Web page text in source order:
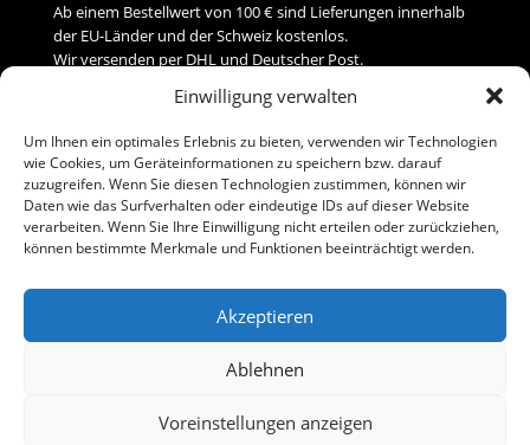
Einwilligung verwalten
Um Ihnen ein optimales Erlebnis zu bieten, verwenden wir Technologien
wie Cookies, um Geräteinformationen zu speichern bzw. darauf
zuzugreifen. Wenn Sie diesen Technologien zustimmen, können wir
Daten wie das Surfverhalten oder eindeutige IDs auf dieser Website
verarbeiten. Wenn Sie Ihre Einwilligung nicht erteilen oder zurückziehen,
können bestimmte Merkmale und Funktionen beeinträchtigt werden.
Akzeptieren
Ablehnen
Voreinstellungen anzeigen
Ab einem Bestellwert von 100 € sind Lieferungen innerhalb
der EU-Länder und der Schweiz kostenlos.
Wir versenden per DHL und Deutscher Post.
Versand
Zahlung
Baumann Modellspielwaren
Telefon (0 91 61) 33 84